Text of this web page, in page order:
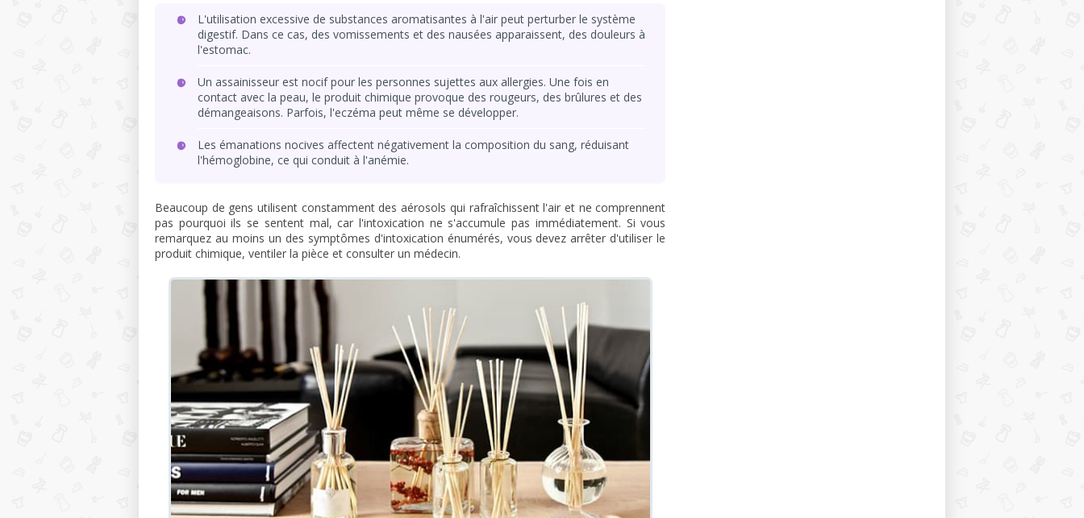
L'utilisation excessive de substances aromatisantes à l'air peut perturber le système
digestif. Dans ce cas, des vomissements et des nausées apparaissent, des douleurs à
l'estomac.
Un assainisseur est nocif pour les personnes sujettes aux allergies. Une fois en
contact avec la peau, le produit chimique provoque des rougeurs, des brûlures et des
démangeaisons. Parfois, l'eczéma peut même se développer.
Les émanations nocives affectent négativement la composition du sang, réduisant
l'hémoglobine, ce qui conduit à l'anémie.
Beaucoup de gens utilisent constamment des aérosols qui rafraîchissent l'air et ne comprennent
pas pourquoi ils se sentent mal, car l'intoxication ne s'accumule pas immédiatement. Si vous
remarquez au moins un des symptômes d'intoxication énumérés, vous devez arrêter d'utiliser le
produit chimique, ventiler la pièce et consulter un médecin.